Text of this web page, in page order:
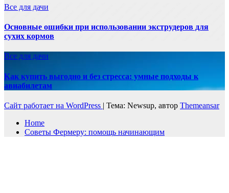
Все для дачи
Основные ошибки при использовании экструдеров для
сухих кормов
Все для дачи
Как купить выгодно и без стресса: умные подходы к
авиабилетам
Сайт работает на WordPress | Тема: Newsup, автор Themeansar
Home
Советы Фермеру: помощь начинающим